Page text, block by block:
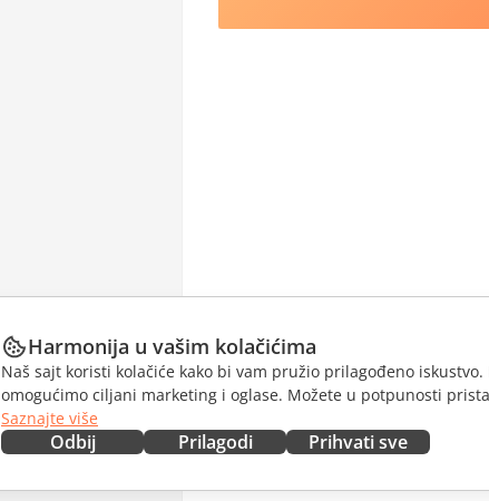
Harmonija u vašim kolačićima
Naš sajt koristi kolačiće kako bi vam pružio prilagođeno
omogućimo ciljani marketing i oglase. Možete u potpunosti
Saznajte više
Odbij Prilagodi Prihvati sve